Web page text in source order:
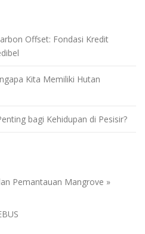
Offset: Fondasi Kredit
Kita Memiliki Hutan
bagi Kehidupan di Pesisir?
Pemantauan Mangrove »